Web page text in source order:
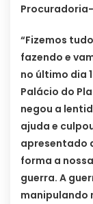
“Fizemos
fazendo e
no último dia
Palácio do
negou a
ajuda e
apresentado
forma a
guerra. A
manipulando